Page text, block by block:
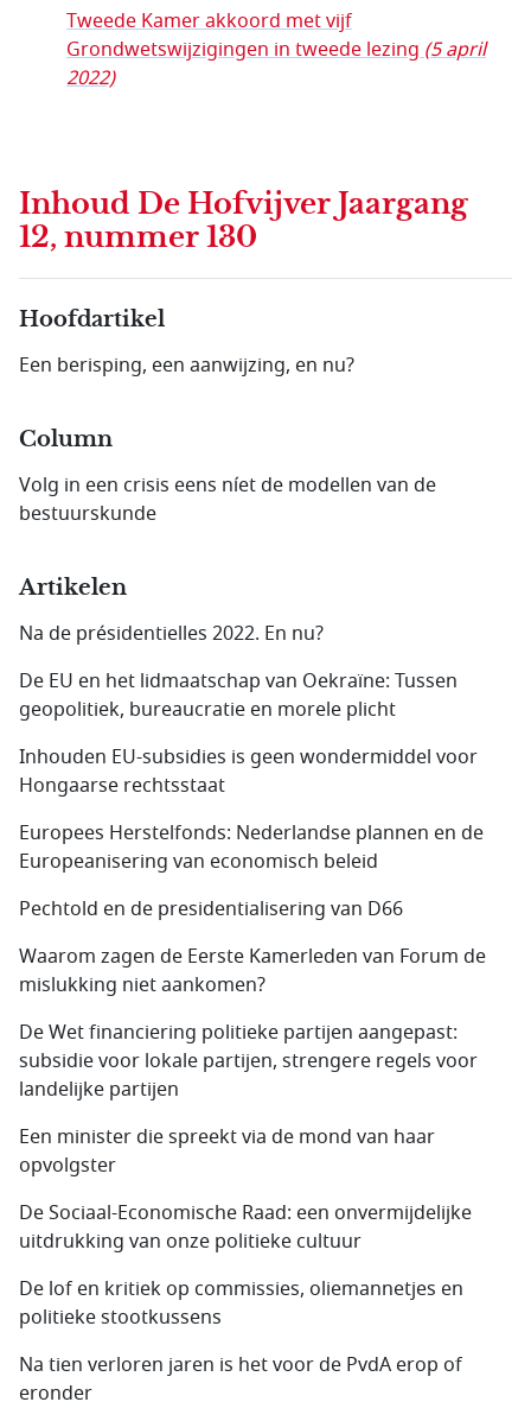
Tweede Kamer akkoord met vijf
Grondwetswijzigingen in tweede lezing(5 april
2022)
Inhoud De Hofvijver Jaargang
12, nummer 130
Hoofdartikel
Een berisping, een aanwijzing, en nu?
Column
Volg in een crisis eens níet de modellen van de
bestuurskunde
Artikelen
Na de présidentielles 2022. En nu?
De EU en het lidmaatschap van Oekraïne: Tussen
geopolitiek, bureaucratie en morele plicht
Inhouden EU-subsidies is geen wondermiddel voor
Hongaarse rechtsstaat
Europees Herstelfonds: Nederlandse plannen en de
Europeanisering van economisch beleid
Pechtold en de presidentialisering van D66
Waarom zagen de Eerste Kamerleden van Forum de
mislukking niet aankomen?
De Wet financiering politieke partijen aangepast:
subsidie voor lokale partijen, strengere regels voor
landelijke partijen
Een minister die spreekt via de mond van haar
opvolgster
De Sociaal-Economische Raad: een onvermijdelijke
uitdrukking van onze politieke cultuur
De lof en kritiek op commissies, oliemannetjes en
politieke stootkussens
Na tien verloren jaren is het voor de PvdA erop of
eronder